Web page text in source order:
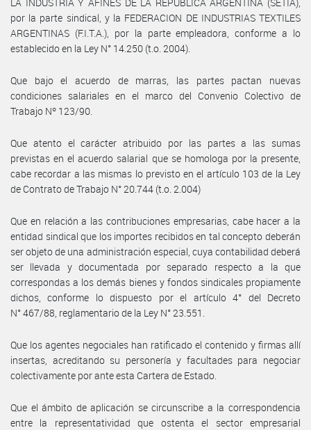
por la parte sindical, y la FEDERACION DE INDUSTRIAS TEXTILES
ARGENTINAS (F.I.T.A.), por la parte empleadora, conforme a lo
establecido en la Ley N° 14.250 (t.o. 2004).
Que bajo el acuerdo de marras, las partes pactan nuevas
condiciones salariales en el marco del Convenio Colectivo de
Trabajo Nº 123/90.
Que atento el carácter atribuido por las partes a las sumas
previstas en el acuerdo salarial que se homologa por la presente,
cabe recordar a las mismas lo previsto en el artículo 103 de la Ley
de Contrato de Trabajo N° 20.744 (t.o. 2.004)
Que en relación a las contribuciones empresarias, cabe hacer a la
entidad sindical que los importes recibidos en tal concepto deberán
ser objeto de una administración especial, cuya contabilidad deberá
ser llevada y documentada por separado respecto a la que
correspondas a los demás bienes y fondos sindicales propiamente
dichos, conforme lo dispuesto por el artículo 4° del Decreto
N° 467/88, reglamentario de la Ley N° 23.551.
Que los agentes negociales han ratificado el contenido y firmas allí
insertas, acreditando su personería y facultades para negociar
colectivamente por ante esta Cartera de Estado.
Que el ámbito de aplicación se circunscribe a la correspondencia
entre la representatividad que ostenta el sector empresarial